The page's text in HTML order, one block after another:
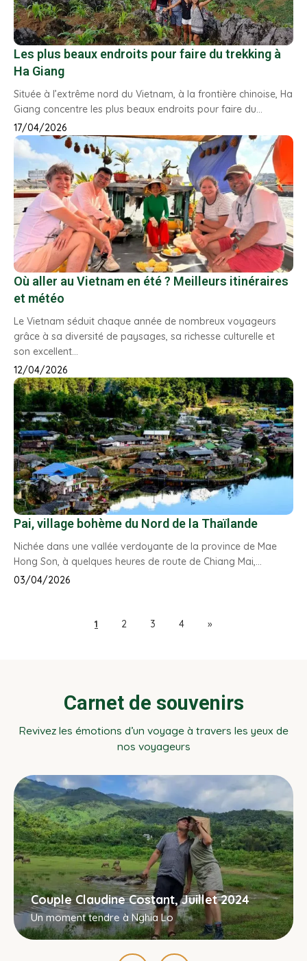
Les plus beaux endroits pour faire du trekking à
Ha Giang
Située à l’extrême nord du Vietnam, à la frontière chinoise, Ha
Giang concentre les plus beaux endroits pour faire du…
17/04/2026
Où aller au Vietnam en été ? Meilleurs itinéraires
et météo
Le Vietnam séduit chaque année de nombreux voyageurs
grâce à sa diversité de paysages, sa richesse culturelle et
son excellent…
12/04/2026
Pai, village bohème du Nord de la Thaïlande
Nichée dans une vallée verdoyante de la province de Mae
Hong Son, à quelques heures de route de Chiang Mai,…
03/04/2026
1 2 3 4 »
Carnet de souvenirs
Revivez les émotions d’un voyage à travers les yeux de
nos voyageurs
Couple Claudine Costant, Juillet 2024
Un moment tendre à Nghia Lo